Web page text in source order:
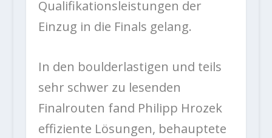
Qualifikationsleistungen der
Einzug in die Finals gelang.
In den boulderlastigen und teils
sehr schwer zu lesenden
Finalrouten fand Philipp Hrozek
effiziente Lösungen, behauptete